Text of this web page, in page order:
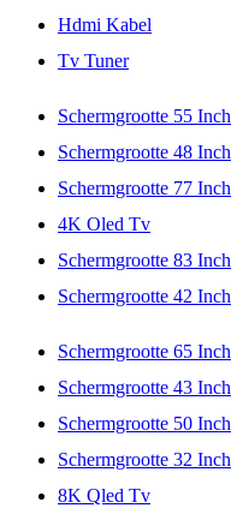
Hdmi Kabel
Tv Tuner
Schermgrootte 55 Inch
Schermgrootte 48 Inch
Schermgrootte 77 Inch
4K Oled Tv
Schermgrootte 83 Inch
Schermgrootte 42 Inch
Schermgrootte 65 Inch
Schermgrootte 43 Inch
Schermgrootte 50 Inch
Schermgrootte 32 Inch
8K Qled Tv